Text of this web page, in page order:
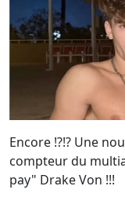
Encore !?!? Une
compteur du
pay" Drake Von !!!